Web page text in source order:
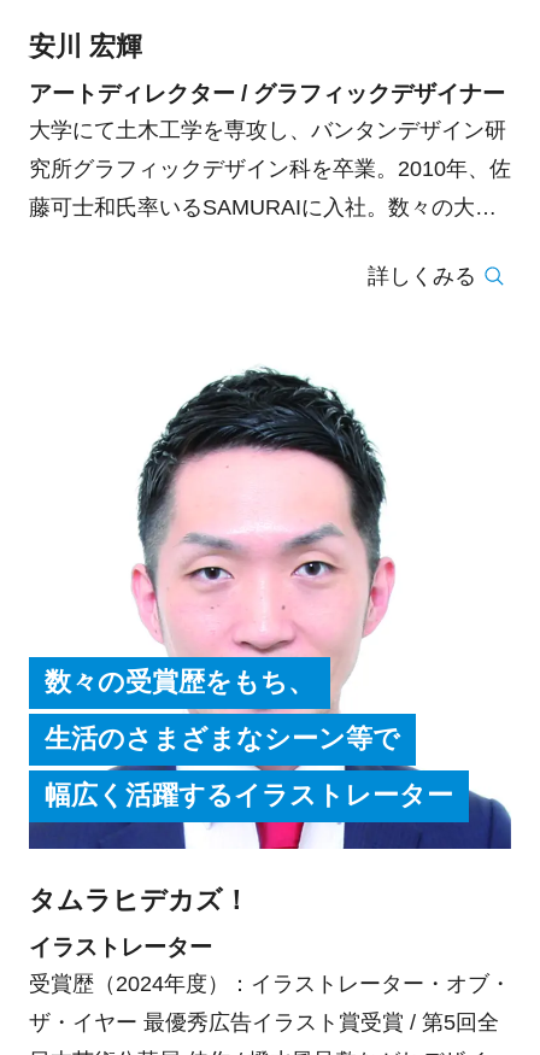
安川 宏輝
アートディレクター / グラフィックデザイナー
大学にて土木工学を専攻し、バンタンデザイン研
究所グラフィックデザイン科を卒業。2010年、佐
藤可士和氏率いるSAMURAIに入社。数々の大手
し、様々なジャンルのクリエイターを集めた一般
チャー等の幾つかの企業にて、CCOに就任。主な
プロジェクトに、株式会社バンタンのトータルブ
ランディング。
詳しくみる
数々の受賞歴をもち、
生活のさまざまなシーン等で
幅広く活躍するイラストレーター
タムラヒデカズ！
イラストレーター
受賞歴（2024年度）：イラストレーター・オブ・
ザ・イヤー 最優秀広告イラスト賞受賞 / 第5回全